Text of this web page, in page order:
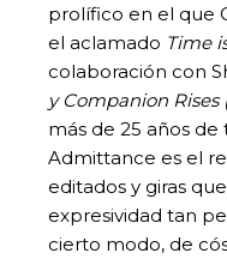
prolífico en el que
el aclamado Time
colaboración con
y Companion
más de 25 años de
Admittance es el
editados y giras
expresividad tan
cierto modo, de